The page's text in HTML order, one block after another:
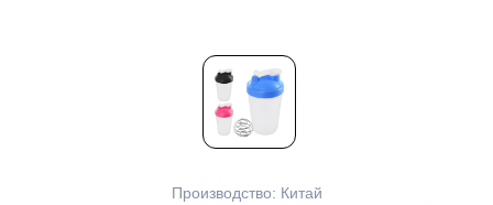
Производство: Китай